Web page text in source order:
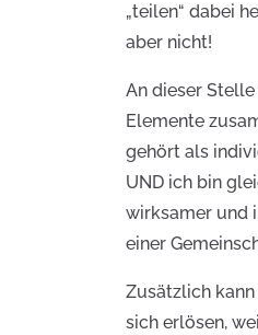
„teilen“ dabei
aber nicht!
An dieser
Elemente
gehört als
UND ich bin
wirksamer und
einer
Zusätzlich
sich erlösen,